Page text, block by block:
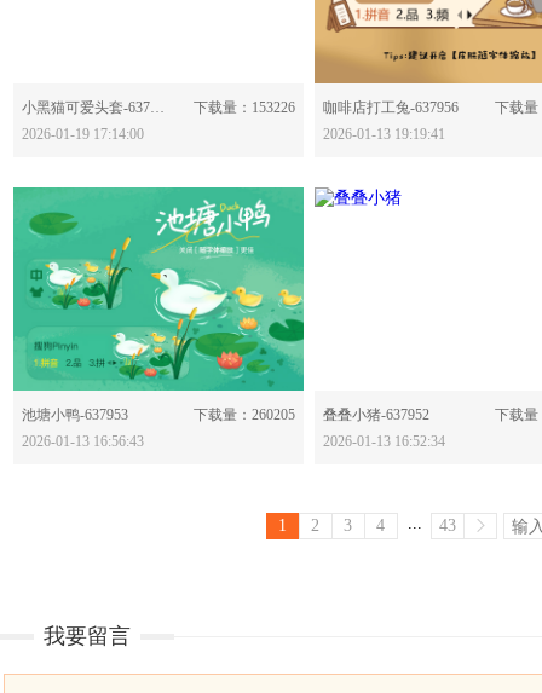
分享：
小黑猫可爱头套-637966
下载量：153226
2026-01-19 17:14:00
分享：
咖啡店打工兔-637956
下载量
2026-01-13 19:19:41
分享：
池塘小鸭-637953
下载量：260205
2026-01-13 16:56:43
分享：
叠叠小猪-637952
下载量
2026-01-13 16:52:34
1 2 3 4 ... 43
我要留言